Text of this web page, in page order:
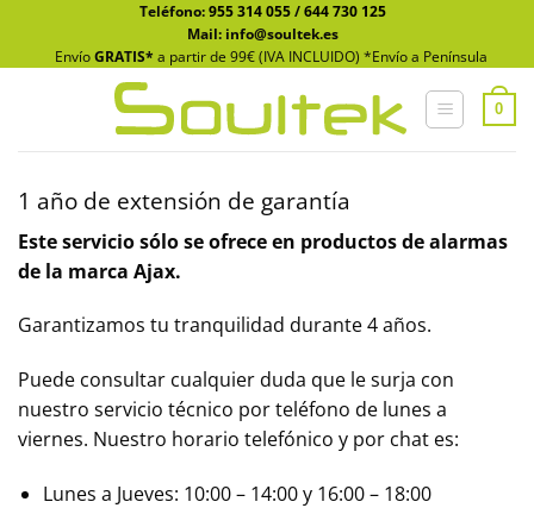
contenido
Teléfono:955 314 055/644 730 125
Mail: info@soultek.es
EnvíoGRATIS* a partir de 99€ (IVA INCLUIDO) *Envío a Península
0
1 año de extensión de garantía
Este servicio sólo se ofrece en productos de alarmas
de la marca Ajax.
Garantizamos tu tranquilidad durante 4 años.
Puede consultar cualquier duda que le surja con
nuestro servicio técnico por teléfono de lunes a
viernes. Nuestro horario telefónico y por chat es:
Lunes a Jueves: 10:00 – 14:00 y 16:00 – 18:00